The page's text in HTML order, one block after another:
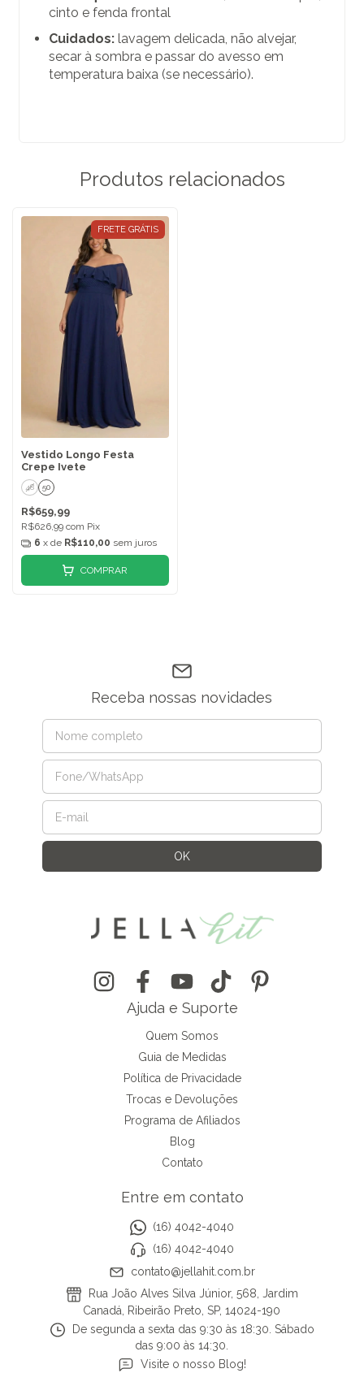
cinto e fenda frontal
Cuidados: lavagem delicada, não alvejar,
secar à sombra e passar do avesso em
temperatura baixa (se necessário).
Produtos relacionados
FRETE GRÁTIS
Vestido Longo Festa
Crepe Ivete
48 50
R$659,99
R$626,99 com Pix
6 x de R$110,00 sem juros
COMPRAR
Receba nossas novidades
Ajuda e Suporte
Quem Somos
Guia de Medidas
Política de Privacidade
Trocas e Devoluções
Programa de Afiliados
Blog
Contato
Entre em contato
(16) 4042-4040
(16) 4042-4040
contato@jellahit.com.br
Rua João Alves Silva Júnior, 568, Jardim
Canadá, Ribeirão Preto, SP, 14024-190
De segunda a sexta das 9:30 às 18:30. Sábado
das 9:00 às 14:30.
Visite o nosso Blog!